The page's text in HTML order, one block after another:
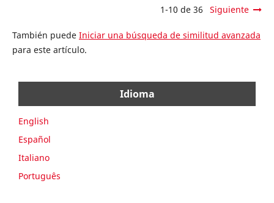
1-10 de 36 Siguiente
También puede Iniciar una búsqueda de similitud avanzada
para este artículo.
Idioma
English
Español
Italiano
Português